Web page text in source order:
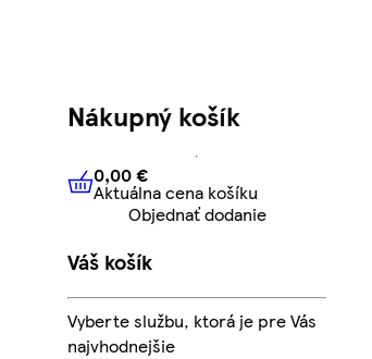
Nákupný košík
0,00 € Aktuálna cena košíku
0,00 €
Aktuálna cena košíku
Objednať dodanie
Váš košík
Vyberte službu, ktorá je pre Vás
najvhodnejšie